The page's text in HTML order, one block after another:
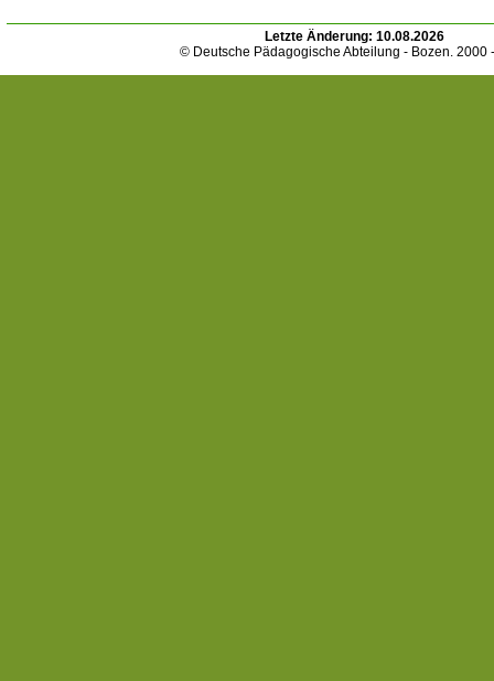
Letzte Änderung: 10.08.2026
© Deutsche Pädagogische Abteilung - Bozen. 2000